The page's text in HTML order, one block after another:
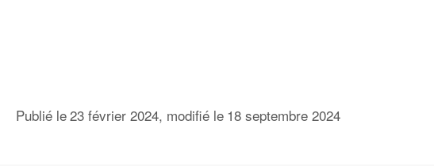
Publié le23 février 2024, modifié le 18 septembre 2024